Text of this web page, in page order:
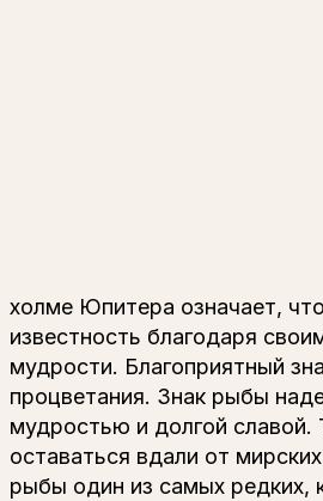
холме Юпитера означает,
известность благодаря
мудрости. Благоприятный
процветания. Знак рыбы
мудростью и долгой славой.
оставаться вдали от
рыбы один из самых редких,